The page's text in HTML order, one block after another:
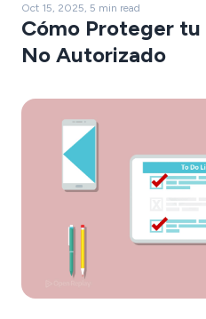
Oct 15, 2025, 5 min read
Cómo Proteger
No Autorizado